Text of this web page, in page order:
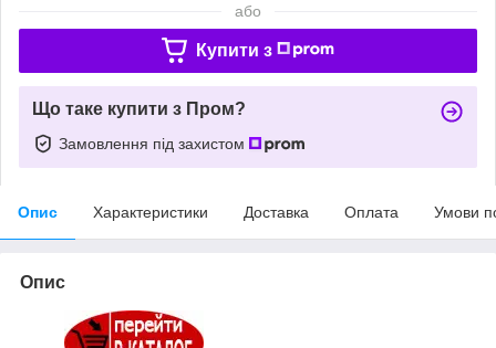
або
Купити з
Що таке купити з Пром?
Замовлення під захистом
Опис Характеристики Доставка Оплата Умови
Опис